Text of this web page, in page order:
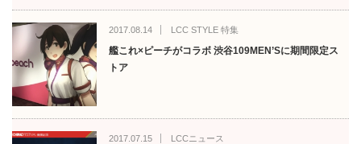
2017.08.14 LCC STYLE 特集
艦これ×ピーチがコラボ 渋谷109MEN’Sに期間限定ス
トア
2017.07.15 LCCニュース